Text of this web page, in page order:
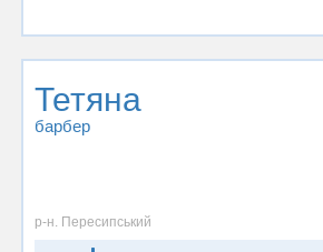
Тетяна
барбер
р-н. Пересипський